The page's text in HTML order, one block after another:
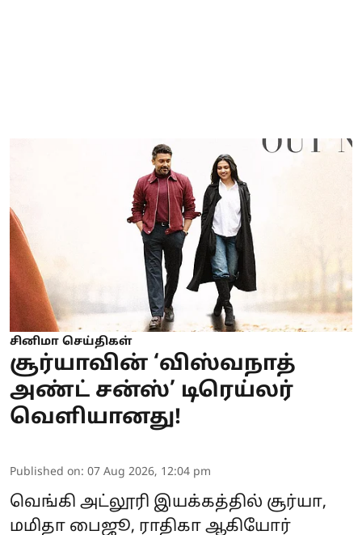
சினிமா செய்திகள்
சூர்யாவின் ‘விஸ்வநாத்
அண்ட் சன்ஸ்’ டிரெய்லர்
வெளியானது!
Published on: 07 Aug 2026, 12:04 pm
வெங்கி அட்லூரி இயக்கத்தில் சூர்யா,
மமிதா பைஜூ, ராதிகா ஆகியோர்